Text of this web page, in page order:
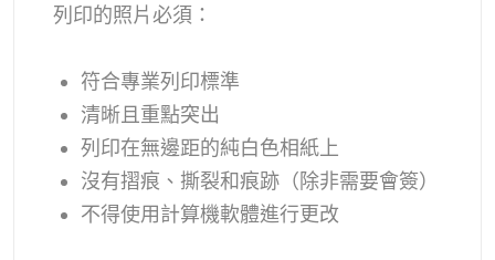
列印的照片必須：
符合專業列印標準
清晰且重點突出
列印在無邊距的純白色相紙上
沒有摺痕、撕裂和痕跡（除非需要會簽）
不得使用計算機軟體進行更改